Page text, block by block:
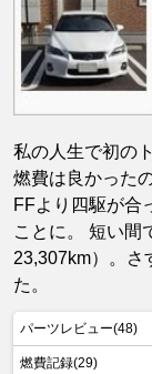
私の人生で初の
燃費は良かった
FFより四駆が合
ことに。 短い間
23,307km）。さ
た。
パーツレビュー(48)
燃費記録(29)